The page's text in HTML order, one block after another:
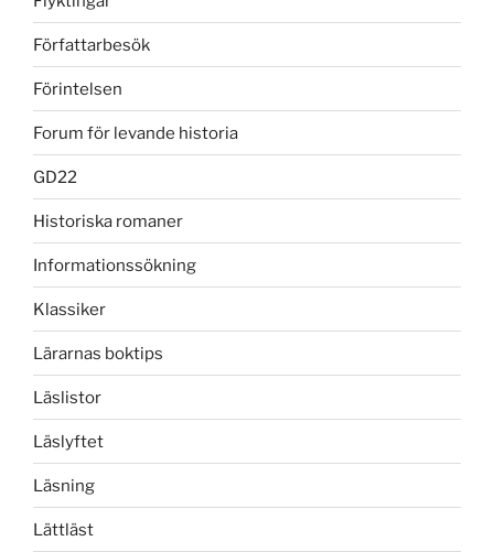
Författarbesök
Förintelsen
Forum för levande historia
GD22
Historiska romaner
Informationssökning
Klassiker
Lärarnas boktips
Läslistor
Läslyftet
Läsning
Lättläst